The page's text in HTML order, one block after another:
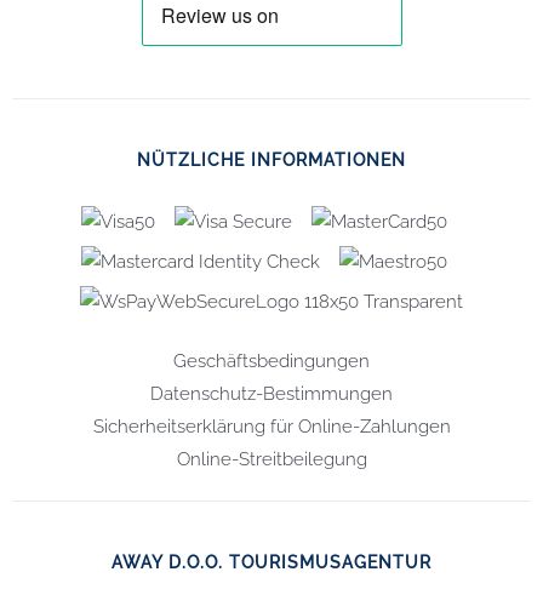
NÜTZLICHE INFORMATIONEN
Geschäftsbedingungen
Datenschutz-Bestimmungen
Sicherheitserklärung für Online-Zahlungen
Online-Streitbeilegung
AWAY D.O.O. TOURISMUSAGENTUR